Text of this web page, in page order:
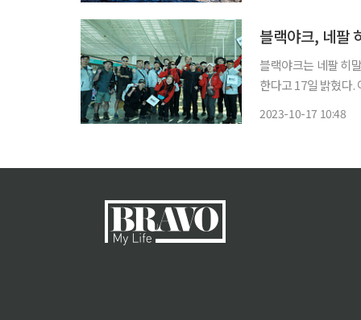
블랙야크, 네팔
블랙야크는 네팔 히
한다고 17일 밝혔다. 이 프로젝트는 산에 버려지는 쓰레기로 인한 산림 파괴의 경각심을 일깨
2023-10-17 10:48